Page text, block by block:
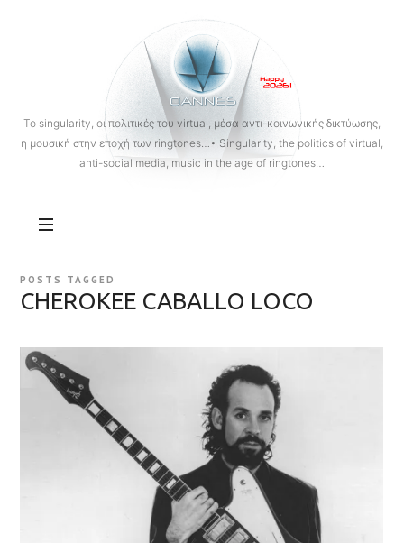
OANNES
To singularity, οι πολιτικές του virtual, μέσα αντι-κοινωνικής δικτύωσης,
η μουσική στην εποχή των ringtones…• Singularity, the politics of virtual,
anti-social media, music in the age of ringtones…
POSTS TAGGED
CHEROKEE CABALLO LOCO